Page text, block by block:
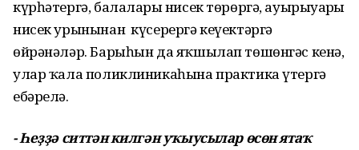
күрһәтергә, балаларҙы нисек төрөргә, ауырыуҙарҙы
нисек урынынан күсерергә кеүектәргә
өйрәнәләр. Барыһын да яҡшылап төшөнгәс кенә,
улар ҡала поликлиникаһына практика үтергә
ебәрелә.
- Һеҙҙә ситтән килгән уҡыусылар өсөн ятаҡ